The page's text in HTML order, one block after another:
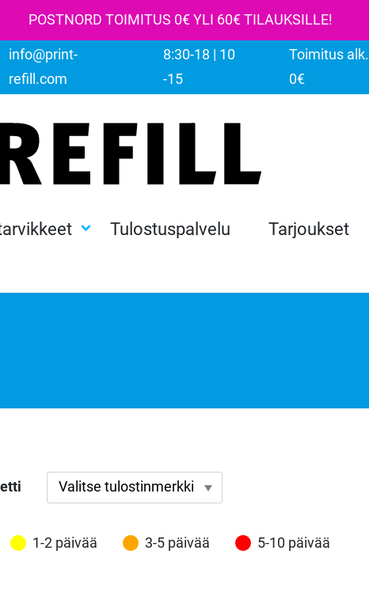
POSTNORD TOIMITUS 0€ YLI 60€ TILAUKSILLE!
info@print-
refill.com
8:30-18 | 10
-15
Toimitus alk.
0€
Tulostuspalvelu Tarjoukset
1-2 päivää 3-5 päivää 5-10 päivää